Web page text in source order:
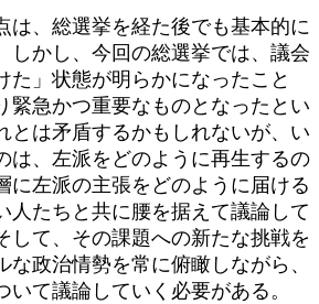
、総選挙を経た後でも基本的に
しかし、今回の総選挙では、議会
た」状態が明らかになったこと
緊急かつ重要なものとなったとい
とは矛盾するかもしれないが、い
は、左派をどのように再生するの
に左派の主張をどのように届ける
人たちと共に腰を据えて議論して
して、その課題への新たな挑戦を
な政治情勢を常に俯瞰しながら、
いて議論していく必要がある。